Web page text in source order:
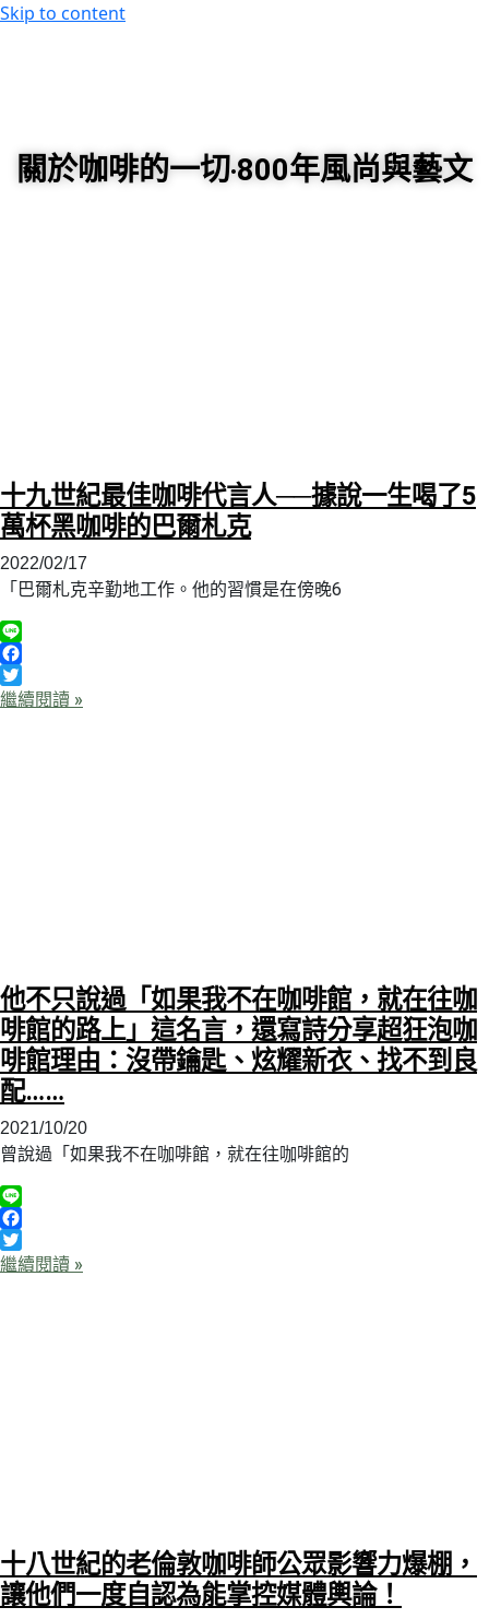
Skip to content
關於咖啡的一切‧800年風尚與藝文
十九世紀最佳咖啡代言人──據說一生喝了5
萬杯黑咖啡的巴爾札克
2022/02/17
「巴爾札克辛勤地工作。他的習慣是在傍晚6
Line
Facebook
Twitter
繼續閱讀 »
他不只說過「如果我不在咖啡館，就在往咖
啡館的路上」這名言，還寫詩分享超狂泡咖
啡館理由：沒帶鑰匙、炫耀新衣、找不到良
配……
2021/10/20
曾說過「如果我不在咖啡館，就在往咖啡館的
Line
Facebook
Twitter
繼續閱讀 »
十八世紀的老倫敦咖啡師公眾影響力爆棚，
讓他們一度自認為能掌控媒體輿論！